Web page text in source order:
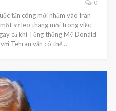
0
tấn công mới nhằm vào Iran
sự leo thang mới trong việc
cả khi Tổng thống Mỹ Donald
Tehran vẫn có thể…